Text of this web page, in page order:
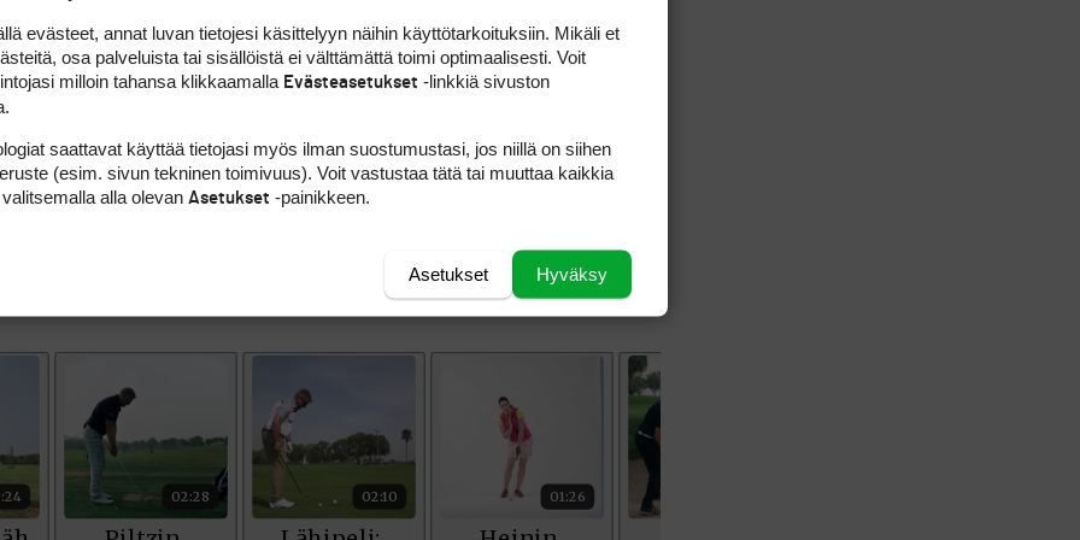
Suomalaisten menestystoiveista suuri osa karisi jo
aamupäivällä, ja saivat tuloksikseen 75 sekä 76.
70 lyönnin alittamista, kärkikymmenikköön
Ahokas on ennen viikonloppua rahalistan 62:s,
kiertäville mahdollinen reitti ET:lle kulkee toisen
CT:n kisassa tule suurta menestystä.
evästeet, annat luvan tietojesi käsittelyyn näihin käyttötarkoituksiin. Mikäli et
osa palveluista tai sisällöistä ei välttämättä toimi optimaalisesti. Voit
milloin tahansa klikkaamalla Evästeasetukset -linkkiä sivuston
saattavat käyttää tietojasi myös ilman suostumustasi, jos niillä on siihen
(esim. sivun tekninen toimivuus). Voit vastustaa tätä tai muuttaa kaikkia
alla olevan Asetukset -painikkeen.
Hyväksy
Asetukset